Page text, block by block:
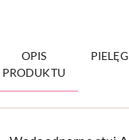
OPIS
PRODUKTU